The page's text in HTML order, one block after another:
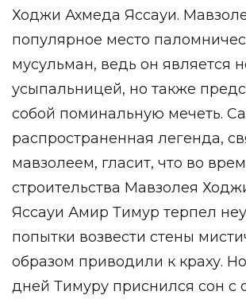
Ходжи Ахмеда Яссауи.
популярное место
мусульман, ведь он является
усыпальницей, но также
собой поминальную мечеть.
распространенная легенда,
мавзолеем, гласит, что во
строительства Мавзолея
Яссауи Амир Тимур терпел
попытки возвести стены
образом приводили к краху.
дней Тимуру приснился сон с